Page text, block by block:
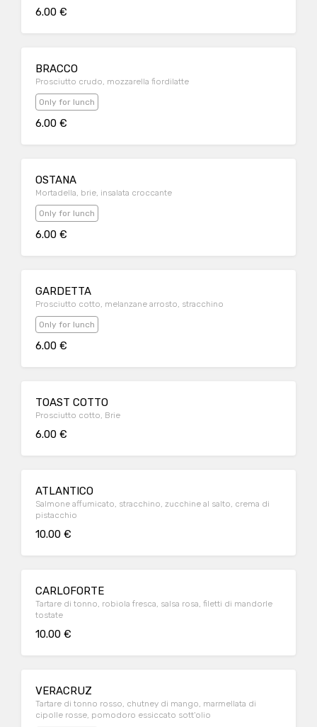
6.00 €
BRACCO
Prosciutto crudo, mozzarella fiordilatte
Only for lunch
6.00 €
OSTANA
Mortadella, brie, insalata croccante
Only for lunch
6.00 €
GARDETTA
Prosciutto cotto, melanzane arrosto, stracchino
Only for lunch
6.00 €
TOAST COTTO
Prosciutto cotto, Brie
6.00 €
ATLANTICO
Salmone affumicato, stracchino, zucchine al salto, crema di
pistacchio
10.00 €
CARLOFORTE
Tartare di tonno, robiola fresca, salsa rosa, filetti di mandorle
tostate
10.00 €
VERACRUZ
Tartare di tonno rosso, chutney di mango, marmellata di
cipolle rosse, pomodoro essiccato sott'olio